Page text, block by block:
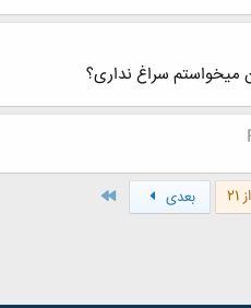
میخواستم سراغ نداری؟
بعدی